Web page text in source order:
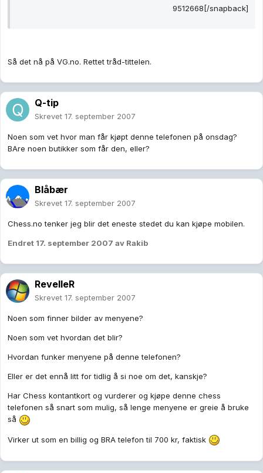
9512668[/snapback]
Så det nå på VG.no. Rettet tråd-tittelen.
Q-tip
Skrevet 17. september 2007
Noen som vet hvor man får kjøpt denne telefonen på onsdag?
BAre noen butikker som får den, eller?
Blåbær
Skrevet 17. september 2007
Chess.no tenker jeg blir det eneste stedet du kan kjøpe mobilen.
Endret 17. september 2007 av Rakib
RevelleR
Skrevet 17. september 2007
Noen som finner bilder av menyene?
Noen som vet hvordan det blir?
Hvordan funker menyene på denne telefonen?
Eller er det ennå litt for tidlig å si noe om det, kanskje?
Har Chess kontantkort og vurderer og kjøpe denne chess
telefonen så snart som mulig, så lenge menyene er greie å bruke
så
Virker ut som en billig og BRA telefon til 700 kr, faktisk